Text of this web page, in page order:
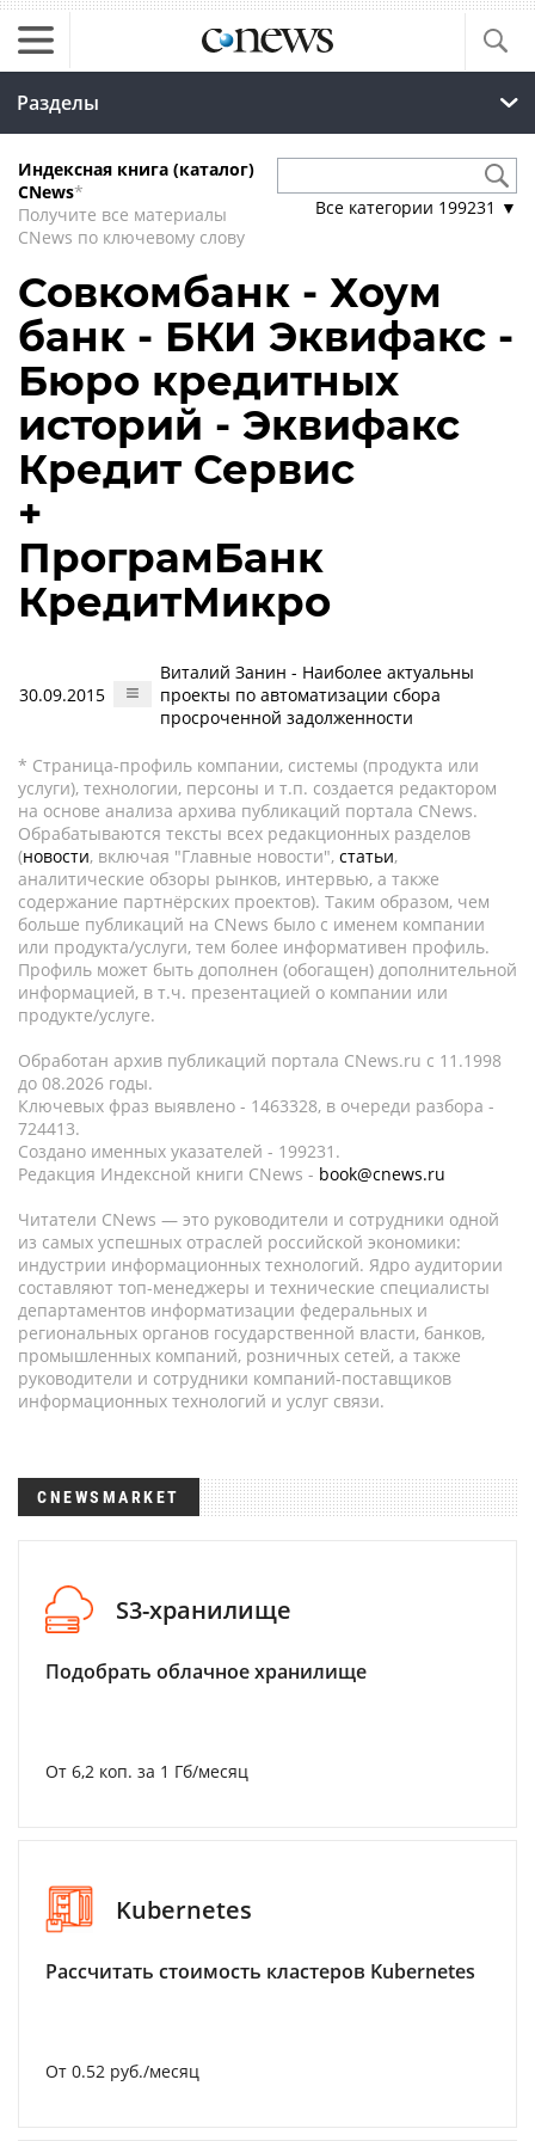
Разделы
Индексная книга (каталог)
CNews*
Получите все материалы
CNews по ключевому слову
Все категории 199231 ▼
Совкомбанк - Хоум
банк - БКИ Эквифакс -
Бюро кредитных
историй - Эквифакс
Кредит Сервис
+
ПрограмБанк
КредитМикро
30.09.2015
Виталий Занин - Наиболее актуальны
проекты по автоматизации сбора
просроченной задолженности
* Страница-профиль компании, системы (продукта или
услуги), технологии, персоны и т.п. создается редактором
на основе анализа архива публикаций портала CNews.
Обрабатываются тексты всех редакционных разделов
(новости, включая "Главные новости", статьи,
аналитические обзоры рынков, интервью, а также
содержание партнёрских проектов). Таким образом, чем
больше публикаций на CNews было с именем компании
или продукта/услуги, тем более информативен профиль.
Профиль может быть дополнен (обогащен) дополнительной
информацией, в т.ч. презентацией о компании или
продукте/услуге.
Обработан архив публикаций портала CNews.ru c 11.1998
до 08.2026 годы.
Ключевых фраз выявлено - 1463328, в очереди разбора -
724413.
Создано именных указателей - 199231.
Редакция Индексной книги CNews - book@cnews.ru
Читатели CNews — это руководители и сотрудники одной
из самых успешных отраслей российской экономики:
индустрии информационных технологий. Ядро аудитории
составляют топ-менеджеры и технические специалисты
департаментов информатизации федеральных и
региональных органов государственной власти, банков,
промышленных компаний, розничных сетей, а также
руководители и сотрудники компаний-поставщиков
информационных технологий и услуг связи.
CNEWSMARKET
S3-хранилище
Подобрать облачное хранилище
От 6,2 коп. за 1 Гб/месяц
Kubernetes
Рассчитать стоимость кластеров Kubernetes
От 0.52 руб./месяц